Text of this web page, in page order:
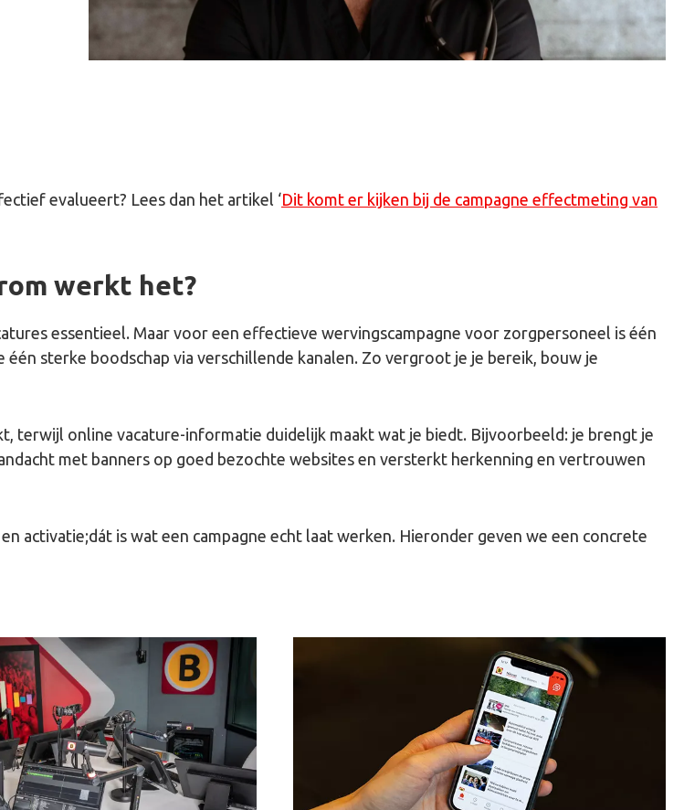
evalueert? Lees dan het artikel ‘Dit komt er kijken bij de campagne effectmeting van
werkt het?
essentieel. Maar voor een effectieve wervingscampagne voor zorgpersoneel is één
sterke boodschap via verschillende kanalen. Zo vergroot je je bereik, bouw je
terwijl online vacature-informatie duidelijk maakt wat je biedt. Bijvoorbeeld: je brengt je
met banners op goed bezochte websites en versterkt herkenning en vertrouwen
activatie;dát is wat een campagne echt laat werken. Hieronder geven we een concrete